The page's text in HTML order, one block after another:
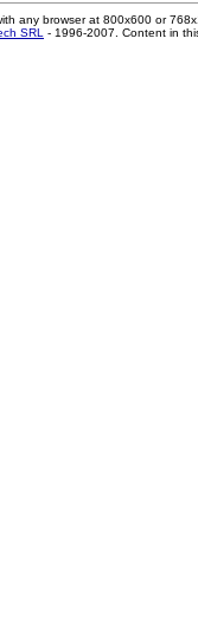
any browser at 800x600 or
SRL - 1996-2007. Content in